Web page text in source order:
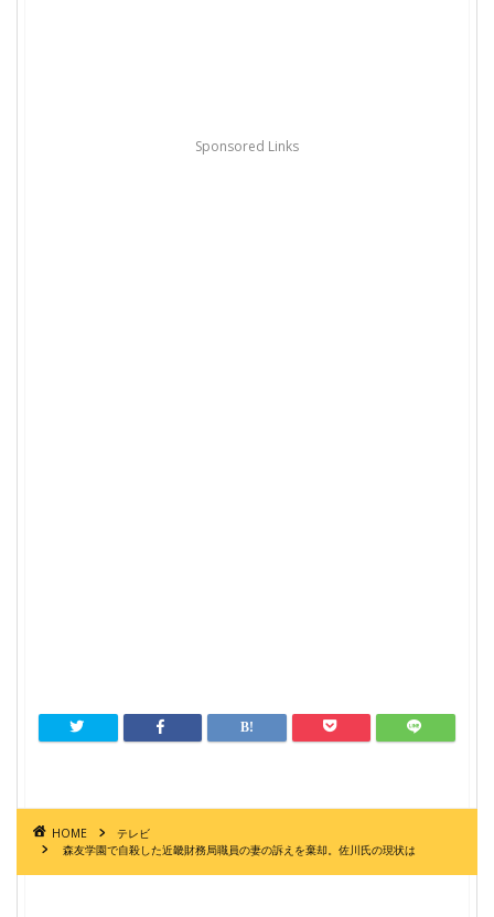
Sponsored Links
HOME
テレビ
森友学園で自殺した近畿財務局職員の妻の訴えを棄却。佐川氏の現状は